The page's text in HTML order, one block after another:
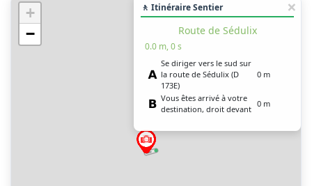
+
−
🚶 Itinéraire Sentier
Route de Sédulix
0.0 m, 0 s
Se diriger vers le sud sur
la route de Sédulix (D
173E)
0 m
Vous êtes arrivé à votre
destination, droit devant
0 m